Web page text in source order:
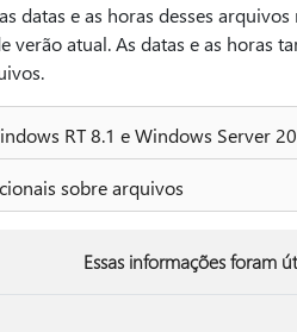
datas e as horas desses
verão atual. As datas e as horas
RT 8.1 e Windows Server
sobre arquivos
Essas informações foram